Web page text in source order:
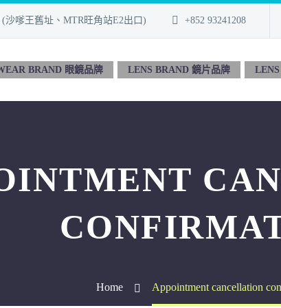
沙嗲王舊址、MTR旺角站E2出口) +852 93241208
BRAND 眼鏡品牌 LENS BRAND 鏡片品牌
Home Appointment cancellation